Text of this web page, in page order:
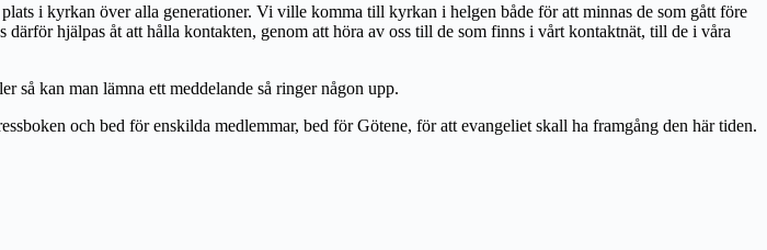
i kyrkan över alla generationer. Vi ville komma till kyrkan i helgen både för att minnas de som gått före
hjälpas åt att hålla kontakten, genom att höra av oss till de som finns i vårt kontaktnät, till de i våra
så kan man lämna ett meddelande så ringer någon upp.
och bed för enskilda medlemmar, bed för Götene, för att evangeliet skall ha framgång den här tiden.